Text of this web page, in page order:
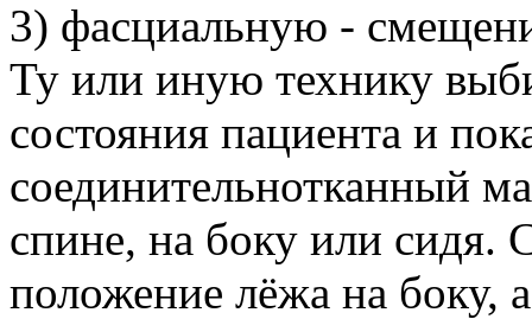
3) фасциальную -
Ту или иную технику
состояния пациента и
соединительнотканный
спине, на боку или сидя.
положение лёжа на боку,